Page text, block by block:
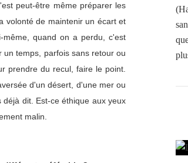
peut-être même préparer les
volonté de maintenir un écart et
quand on a perdu, c'est
temps, parfois sans retour ou
prendre du recul, faire le point.
d'un désert, d'une mer ou
dit. Est-ce éthique aux yeux
malin.